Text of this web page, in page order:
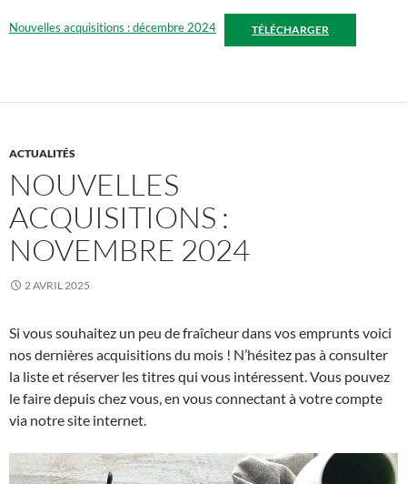
Nouvelles acquisitions : décembre 2024 TÉLÉCHARGER
ACTUALITÉS
NOUVELLES
ACQUISITIONS :
NOVEMBRE 2024
2 AVRIL 2025
Si vous souhaitez un peu de fraîcheur dans vos emprunts voici
nos dernières acquisitions du mois ! N’hésitez pas à consulter
la liste et réserver les titres qui vous intéressent. Vous pouvez
le faire depuis chez vous, en vous connectant à votre compte
via notre site internet.